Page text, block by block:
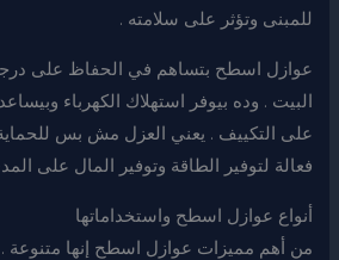
للمبنى وتؤثر على سلامته .
عوازل اسطح بتساهم في الحفاظ على درجة
البيت . وده بيوفر استهلاك الكهرباء
على التكييف . يعني العزل مش بس
فعالة لتوفير الطاقة وتوفير المال على
أنواع عوازل اسطح واستخداماتها
من أهم مميزات عوازل اسطح إنها متنوعة